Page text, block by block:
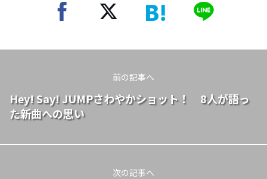
前の記事へ
Hey! Say! JUMPさわやかショット！ 8人が語っ
た新曲への思い
次の記事へ